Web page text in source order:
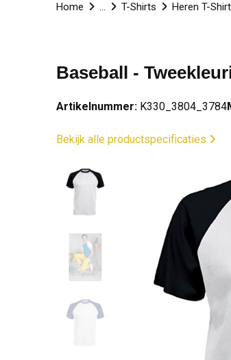
Home ... T-Shirts Heren T-
Baseball -
Artikelnummer: K330_3804_3784
Bekijk alle productspecificaties